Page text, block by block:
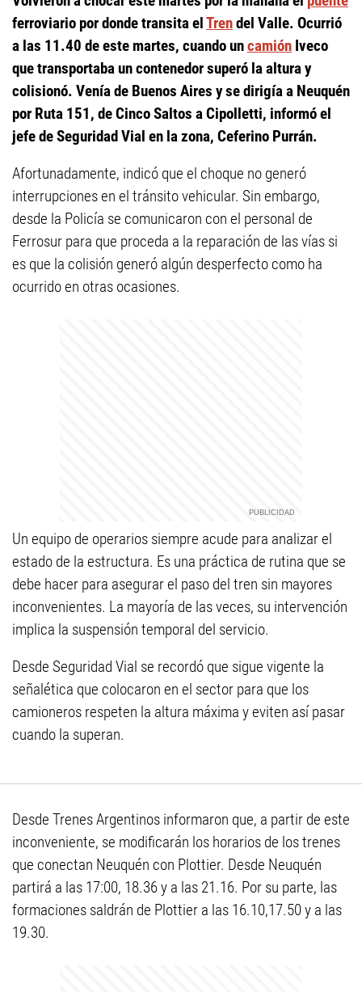
ferroviario por donde transita elTrendel Valle. Ocurrió
a las 11.40 de este martes, cuando uncamión Iveco
que transportaba un contenedor superó la altura y
colisionó. Venía de Buenos Aires y se dirigía a Neuquén
por Ruta 151, de Cinco Saltos a Cipolletti, informó el
jefe de Seguridad Vial en la zona, Ceferino Purrán.
Afortunadamente, indicó que el choque no generó
interrupciones en el tránsito vehicular. Sin embargo,
desde la Policía se comunicaron con el personal de
Ferrosur para que proceda a la reparación de las vías si
es que la colisión generó algún desperfecto como ha
ocurrido en otras ocasiones.
Un equipo de operarios siempre acude para analizar el
estado de la estructura. Es una práctica de rutina que se
debe hacer para asegurar el paso del tren sin mayores
inconvenientes. La mayoría de las veces, su intervención
implica la suspensión temporal del servicio.
Desde Seguridad Vial se recordó que sigue vigente la
señalética que colocaron en el sector para que los
camioneros respeten la altura máxima y eviten así pasar
cuando la superan.
Desde Trenes Argentinos informaron que, a partir de este
inconveniente, se modificarán los horarios de los trenes
que conectan Neuquén con Plottier. Desde Neuquén
partirá a las 17:00, 18.36 y a las 21.16. Por su parte, las
formaciones saldrán de Plottier a las 16.10,17.50 y a las
19.30.